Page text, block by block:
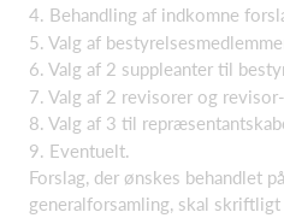
4. Behandling af indkomne
5. Valg af
6. Valg af 2 suppleanter til
7. Valg af 2 revisorer og
8. Valg af 3 til
9. Eventuelt.
Forslag, der ønskes behandlet
generalforsamling, skal